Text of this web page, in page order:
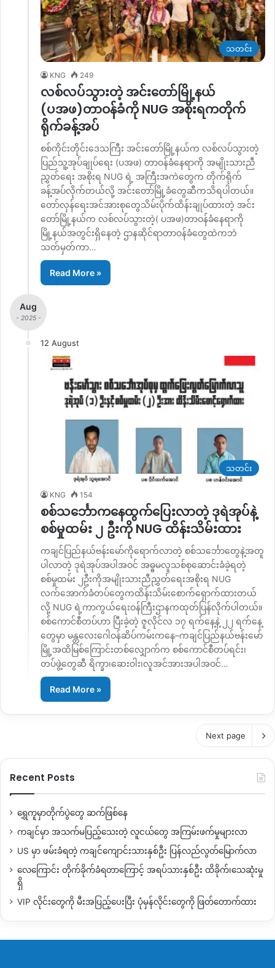
သတင်း
KNG 249
လစ်လပ်သွားတဲ့ အင်းတော်မြို့နယ်
(ပအဖ)တာဝန်ခံကို NUG အစိုးရကတိုက်
ရိုက်ခန့်အပ်
စစ်ကိုင်းတိုင်း‌ဒေသကြီး အင်းတော်မြို့နယ်က လစ်လပ်သွားတဲ့
ပြည်သူ့အုပ်ချုပ်ရေး (ပအဖ) တာဝန်ခံနေရာကို အမျိုးသားညီ
ညွှတ်ရေး အစိုးရ NUG ရဲ့ အကြီးအကဲတွေက တိုက်ရိုက်
ခန့်အပ်လိုက်တယ်လို့ အင်းတော်မြို့ခံတွေဆီကသိရပါတယ်။
တော်လှန်ရေးအင်အားစုတွေသိမ်းပိုက်ထိန်းချုပ်ထားတဲ့ အင်း
တော်မြို့နယ်က လစ်လပ်သွားတဲ့( ပအဖ)တာဝန်ခံနေရာကို
မြို့နယ်အတွင်းရှိနေတဲ့ ဌာနဆိုင်ရာတာဝန်ခံတွေထဲကဘဲ
သတ်မှတ်ကာ…
Read More »
Aug
- 2025 -
12 August
သတင်း
KNG 154
စစ်သင်္ဘောကနေထွက်ပြေးလာတဲ့ ဒုရဲအုပ်နဲ့
စစ်မှုထမ်း ၂ ဦးကို NUG ထိန်းသိမ်းထား
ကချင်ပြည်နယ်ဗန်းမော်ကိုရောက်လာတဲ့ စစ်သင်္ဘောတွေနဲ့အတူ
ပါလာတဲ့ ဒုရဲအုပ်အပါအဝင် အဓ္ဓမလူသစ်စုဆောင်းခံခဲ့ရတဲ့
စစ်မှုထမ်း ၂ဦးကိုအမျိုးသားညီညွှတ်ရေးအစိုးရ NUG
လက်အောက်ခံတပ်တွေကထိန်းသိမ်းစောက်ရှောက်ထားတယ်
လို့ NUG ရဲ့ကာကွယ်ရေးဝန်ကြီးဌာနကထုတ်ပြန်လိုက်ပါတယ်။
စစ်ကောင်စီတပ်ဟာ ပြီးခဲ့တဲ့ ဇူလိုင်လ ၁၇ ရက်နေ့နဲ့ ၂၂ ရက်နေ့
တွေမှာ မန္တလေးဂေါဝန်ဆိပ်ကမ်းကနေ–ကချင်ပြည်နယ်ဗန်းမော်
မြို့အထိမြစ်ကြောင်းတစ်လျှောက်က စစ်ကောင်စီတပ်ရင်း၊
တပ်ဖွဲ့တွေဆီ ရိက္ခာ၊ဆေးဝါး၊လူအင်အားအပါအဝင်…
Read More »
Next page
Recent Posts
ရွှေကူမှာတိုက်ပွဲတွေ ဆက်ဖြစ်နေ
ကချင်မှာ အသက်မပြည့်သေးတဲ့ လူငယ်တွေ အကြမ်းဖက်မှုများလာ
US မှာ ဖမ်းခံရတဲ့ ကချင်ကျောင်းသားနှစ်ဦး ပြန်လည်လွတ်မြောက်လာ
လေကြောင်း တိုက်ခိုက်ခံရတာကြောင့် အရပ်သားနှစ်ဦး ထိခိုက်၊သေဆုံးမှု
ရှိ
VIP လိုင်းတွေကို မီးအပြည့်ပေးပြီး ပုံမှန်လိုင်းတွေကို ဖြတ်တောက်ထား